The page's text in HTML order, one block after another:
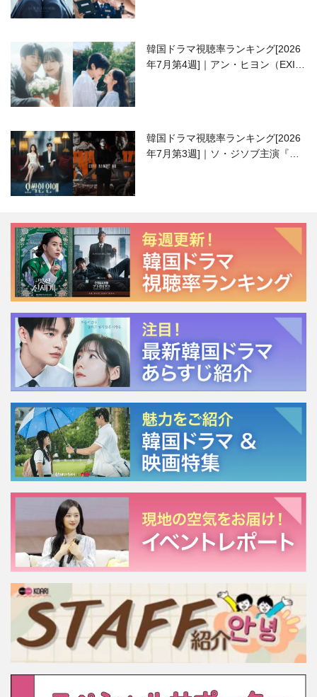
韓国ドラマ視聴率ランキング[2026
年7月第4週]｜アン・ヒヨン（EXID
韓国ドラマ視聴率ランキング[2026
年7月第3週]｜ソ・ジソブ主演『エ